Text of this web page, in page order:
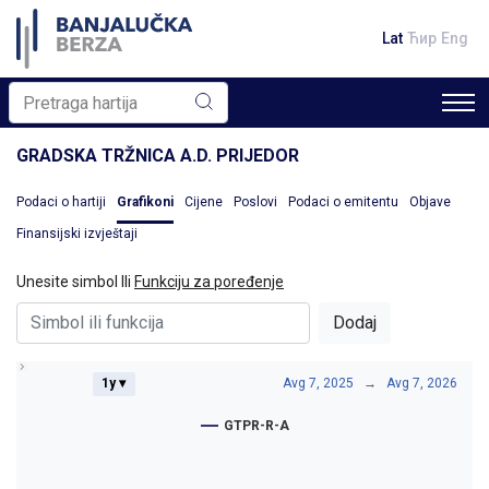
Lat Ћир Eng
GRADSKA TRŽNICA A.D. PRIJEDOR
Podaci o hartiji Grafikoni Cijene Poslovi Podaci o emitentu Objave
Finansijski izvještaji
Unesite simbol Ili Funkciju za poređenje
Dodaj
1y ▾ Avg 7, 2025 → Avg 7, 2026
GTPR-R-A